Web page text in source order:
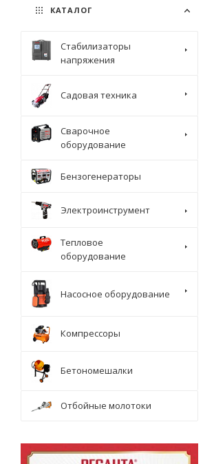
КАТАЛОГ
Стабилизаторы
напряжения
Садовая техника
Сварочное
оборудование
Бензогенераторы
Электроинструмент
Тепловое
оборудование
Насосное оборудование
Компрессоры
Бетономешалки
Отбойные молотоки